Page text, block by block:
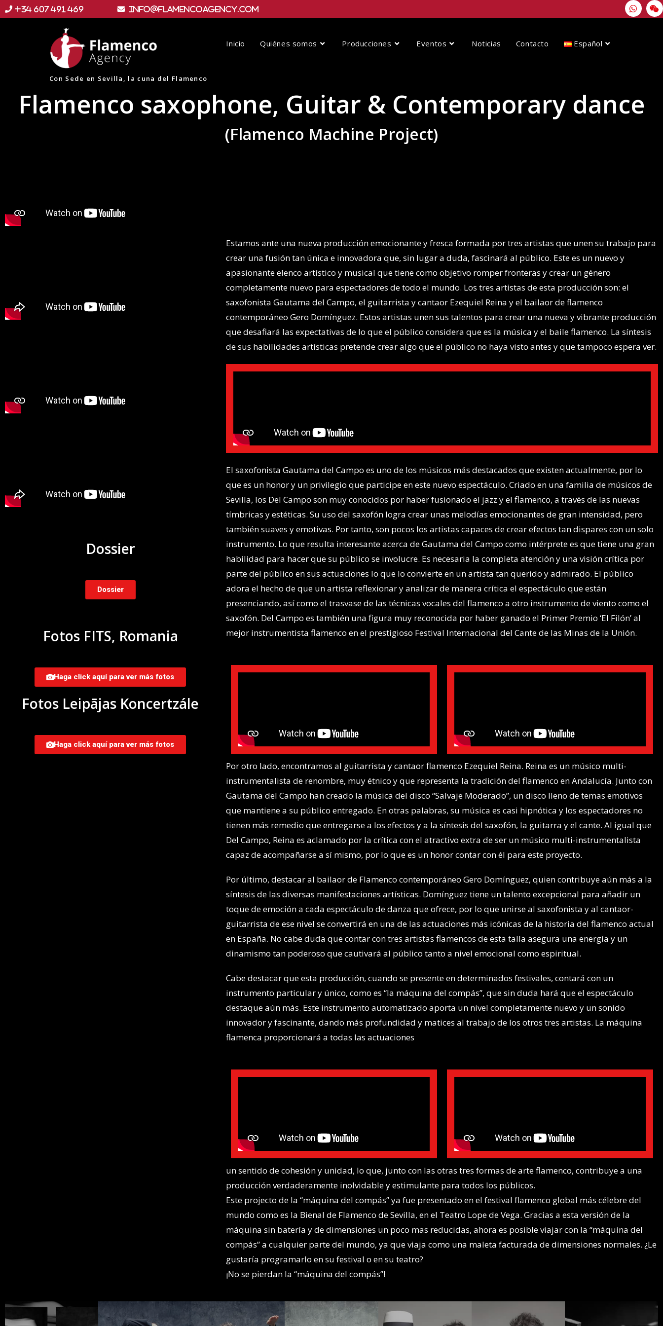
+34 607 491 469 info@flamencoagency.com
Inicio Quiénes somos Producciones Eventos Noticias Contacto Español
Con Sede en Sevilla, la cuna del Flamenco
Flamenco saxophone, Guitar & Contemporary dance
(Flamenco Machine Project)
Dossier
Dossier
Fotos FITS, Romania
Haga click aquí para ver más fotos
Fotos Leipājas Koncertzále
Haga click aquí para ver más fotos
Estamos ante una nueva producción emocionante y fresca formada por tres artistas que unen su trabajo para
crear una fusión tan única e innovadora que, sin lugar a duda, fascinará al público. Este es un nuevo y
apasionante elenco artístico y musical que tiene como objetivo romper fronteras y crear un género
completamente nuevo para espectadores de todo el mundo. Los tres artistas de esta producción son: el
saxofonista Gautama del Campo, el guitarrista y cantaor Ezequiel Reina y el bailaor de flamenco
contemporáneo Gero Domínguez. Estos artistas unen sus talentos para crear una nueva y vibrante producción
que desafiará las expectativas de lo que el público considera que es la música y el baile flamenco. La síntesis
de sus habilidades artísticas pretende crear algo que el público no haya visto antes y que tampoco espera ver.
El saxofonista Gautama del Campo es uno de los músicos más destacados que existen actualmente, por lo
que es un honor y un privilegio que participe en este nuevo espectáculo. Criado en una familia de músicos de
Sevilla, los Del Campo son muy conocidos por haber fusionado el jazz y el flamenco, a través de las nuevas
tímbricas y estéticas. Su uso del saxofón logra crear unas melodías emocionantes de gran intensidad, pero
también suaves y emotivas. Por tanto, son pocos los artistas capaces de crear efectos tan dispares con un solo
instrumento. Lo que resulta interesante acerca de Gautama del Campo como intérprete es que tiene una gran
habilidad para hacer que su público se involucre. Es necesaria la completa atención y una visión crítica por
parte del público en sus actuaciones lo que lo convierte en un artista tan querido y admirado. El público
adora el hecho de que un artista reflexionar y analizar de manera crítica el espectáculo que están
presenciando, así como el trasvase de las técnicas vocales del flamenco a otro instrumento de viento como el
saxofón. Del Campo es también una figura muy reconocida por haber ganado el Primer Premio ‘El Filón’ al
mejor instrumentista flamenco en el prestigioso Festival Internacional del Cante de las Minas de la Unión.
Por otro lado, encontramos al guitarrista y cantaor flamenco Ezequiel Reina. Reina es un músico multi-
instrumentalista de renombre, muy étnico y que representa la tradición del flamenco en Andalucía. Junto con
Gautama del Campo han creado la música del disco “Salvaje Moderado”, un disco lleno de temas emotivos
que mantiene a su público entregado. En otras palabras, su música es casi hipnótica y los espectadores no
tienen más remedio que entregarse a los efectos y a la síntesis del saxofón, la guitarra y el cante. Al igual que
Del Campo, Reina es aclamado por la crítica con el atractivo extra de ser un músico multi-instrumentalista
capaz de acompañarse a sí mismo, por lo que es un honor contar con él para este proyecto.
Por último, destacar al bailaor de Flamenco contemporáneo Gero Domínguez, quien contribuye aún más a la
síntesis de las diversas manifestaciones artísticas. Domínguez tiene un talento excepcional para añadir un
toque de emoción a cada espectáculo de danza que ofrece, por lo que unirse al saxofonista y al cantaor-
guitarrista de ese nivel se convertirá en una de las actuaciones más icónicas de la historia del flamenco actual
en España. No cabe duda que contar con tres artistas flamencos de esta talla asegura una energía y un
dinamismo tan poderoso que cautivará al público tanto a nivel emocional como espiritual.
Cabe destacar que esta producción, cuando se presente en determinados festivales, contará con un
instrumento particular y único, como es “la máquina del compás”, que sin duda hará que el espectáculo
destaque aún más. Este instrumento automatizado aporta un nivel completamente nuevo y un sonido
innovador y fascinante, dando más profundidad y matices al trabajo de los otros tres artistas. La máquina
flamenca proporcionará a todas las actuaciones
un sentido de cohesión y unidad, lo que, junto con las otras tres formas de arte flamenco, contribuye a una
producción verdaderamente inolvidable y estimulante para todos los públicos.
Este projecto de la “máquina del compás” ya fue presentado en el festival flamenco global más célebre del
mundo como es la Bienal de Flamenco de Sevilla, en el Teatro Lope de Vega. Gracias a esta versión de la
máquina sin batería y de dimensiones un poco mas reducidas, ahora es posible viajar con la “máquina del
compás” a cualquier parte del mundo, ya que viaja como una maleta facturada de dimensiones normales. ¿Le
gustaría programarlo en su festival o en su teatro?
¡No se pierdan la “máquina del compás”!